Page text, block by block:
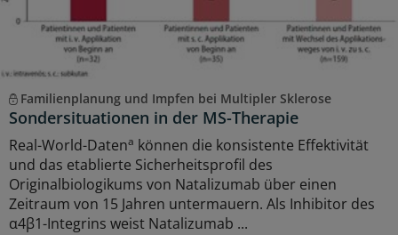
Familienplanung und Impfen bei Multipler Sklerose
Sondersituationen in der MS-Therapie
Real-World-Datena können die konsistente Effektivität
und das etablierte Sicherheitsprofil des
Originalbiologikums von Natalizumab über einen
Zeitraum von 15 Jahren untermauern. Als Inhibitor des
α4β1-Integrins weist Natalizumab ...